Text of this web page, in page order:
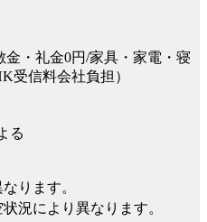
金・礼金0円/家具・家電・寝
受信料会社負担）
る
ります。
況により異なります。